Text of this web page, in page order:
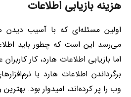
هزینه بازیابی اطلاعات
اولین مسئله‌ای که با آسیب دیدن
می‌رسد این است که چطور باید
اما بازیابی اطلاعات هارد، کار
برگرداندن اطلاعات هارد با
وب را پر کرده‌اند، امیدوار بود.